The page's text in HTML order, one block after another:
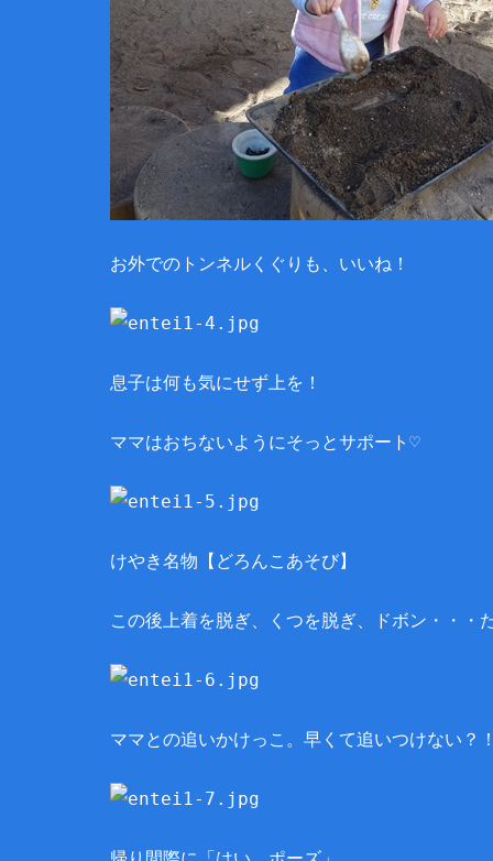
お外でのトンネルくぐりも、いいね！
息子は何も気にせず上を！
ママはおちないようにそっとサポート♡
けやき名物【どろんこあそび】
この後上着を脱ぎ、くつを脱ぎ、ドボン・・・
ママとの追いかけっこ。早くて追いつけない？